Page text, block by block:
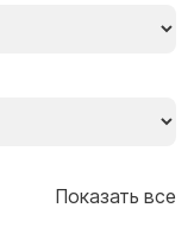
Показать все